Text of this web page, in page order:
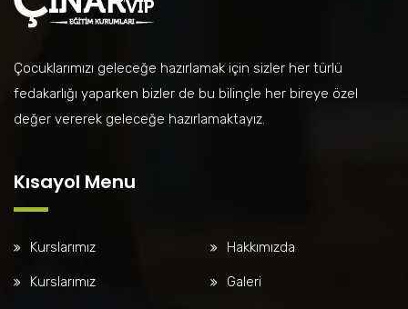
Çocuklarımızı geleceğe hazırlamak için sizler her türlü
fedakarlığı yaparken bizler de bu bilinçle her bireye özel
değer vererek geleceğe hazırlamaktayız.
Kısayol Menu
Kurslarımız Hakkımızda
Kurslarımız Galeri